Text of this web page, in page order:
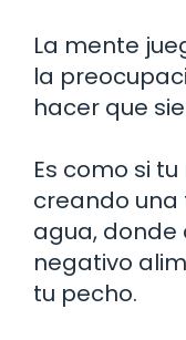
La mente
la
hacer que
Es como si
creando una
agua,
negativo
tu pecho.